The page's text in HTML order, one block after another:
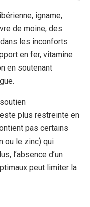
igname,
de moine, des
les inconforts
en fer, vitamine
en soutenant
plus restreinte en
pas certains
ou le zinc) qui
l’absence d’un
peut limiter la